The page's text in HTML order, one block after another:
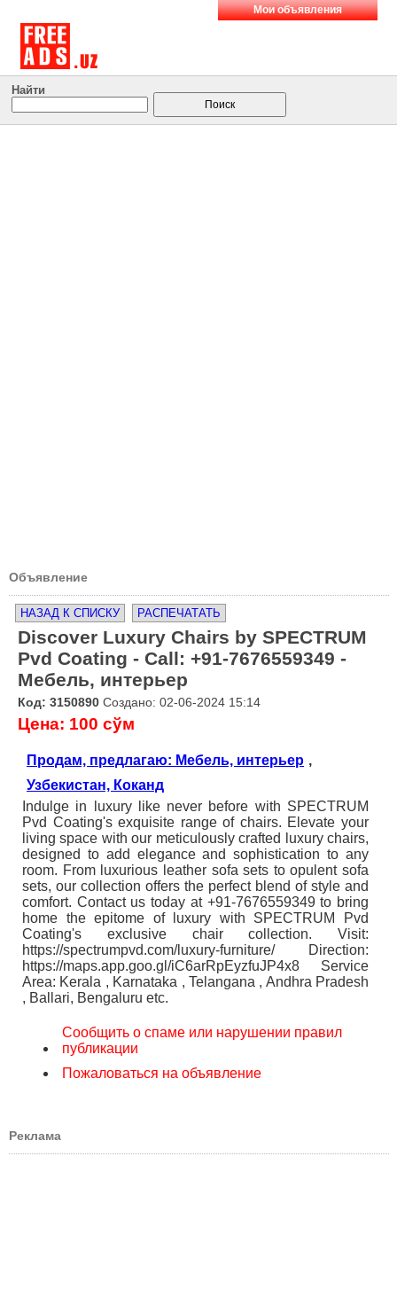
Мои объявления
Найти
Объявление
НАЗАД К СПИСКУ РАСПЕЧАТАТЬ
Discover Luxury Chairs by SPECTRUM
Pvd Coating - Call: +91-7676559349 -
Мебель, интерьер
Код: 3150890 Создано: 02-06-2024 15:14
Цена: 100 сўм
Продам, предлагаю: Мебель, интерьер ,
Узбекистан, Коканд
Indulge in luxury like never before with SPECTRUM
Pvd Coating's exquisite range of chairs. Elevate your
living space with our meticulously crafted luxury chairs,
designed to add elegance and sophistication to any
room. From luxurious leather sofa sets to opulent sofa
sets, our collection offers the perfect blend of style and
comfort. Contact us today at +91-7676559349 to bring
home the epitome of luxury with SPECTRUM Pvd
Coating's exclusive chair collection. Visit:
https://spectrumpvd.com/luxury-furniture/ Direction:
https://maps.app.goo.gl/iC6arRpEyzfuJP4x8 Service
Area: Kerala , Karnataka , Telangana , Andhra Pradesh
, Ballari, Bengaluru etc.
Сообщить о спаме или нарушении правил
публикации
Пожаловаться на объявление
Реклама